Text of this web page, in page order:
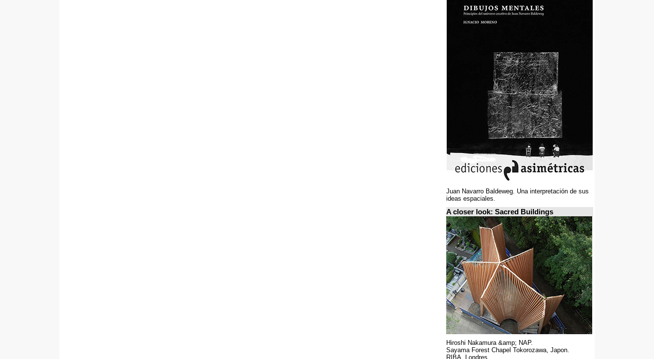
Juan Navarro Baldeweg. Una interpretación de sus
ideas espaciales.
A closer look: Sacred Buildings
Hiroshi Nakamura &amp; NAP.
Sayama Forest Chapel Tokorozawa, Japon.
RIBA, Londres.